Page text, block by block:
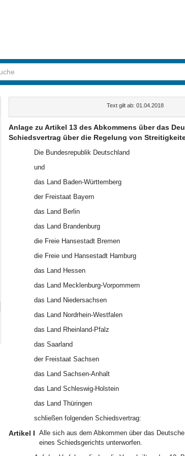
Text gilt ab: 01.04.2018
Anlage zu Artikel 13 des Abkommens über das
Schiedsvertrag über die Regelung von
Die Bundesrepublik Deutschland
und
das Land Baden-Württemberg
der Freistaat Bayern
das Land Berlin
das Land Brandenburg
die Freie Hansestadt Bremen
die Freie und Hansestadt Hamburg
das Land Hessen
das Land Mecklenburg-Vorpommern
das Land Niedersachsen
das Land Nordrhein-Westfalen
das Land Rheinland-Pfalz
das Saarland
der Freistaat Sachsen
das Land Sachsen-Anhalt
das Land Schleswig-Holstein
das Land Thüringen
schließen folgenden Schiedsvertrag:
Artikel I Alle sich aus dem Abkommen über das
eines Schiedsgerichts unterworfen.